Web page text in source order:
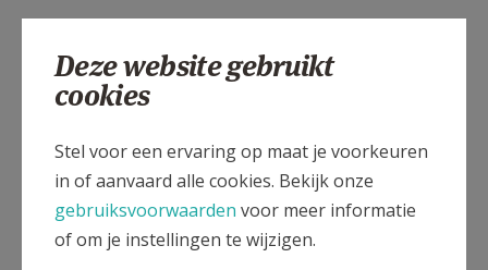
Deze website gebruikt
cookies
Stel voor een ervaring op maat je voorkeuren
in of aanvaard alle cookies. Bekijk onze
gebruiksvoorwaarden voor meer informatie
of om je instellingen te wijzigen.